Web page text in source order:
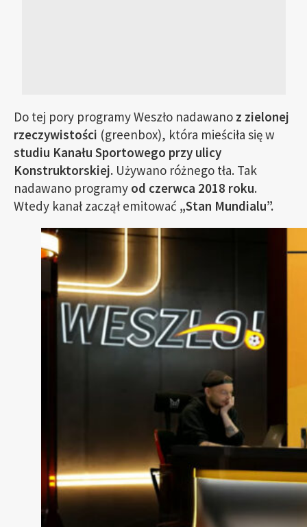
Do tej pory programy Weszło nadawano z zielonej
rzeczywistości (greenbox), która mieściła się w
studiu Kanału Sportowego przy ulicy
Konstruktorskiej. Używano różnego tła. Tak
nadawano programy od czerwca 2018 roku.
Wtedy kanał zaczął emitować „Stan Mundialu”.